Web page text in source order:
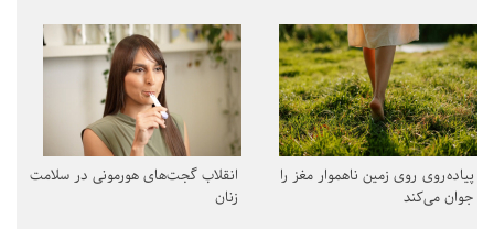
پیاده‌روی روی زمین ناهموار مغز را
جوان می‌کند
انقلاب گجت‌های هورمونی در سلامت
زنان